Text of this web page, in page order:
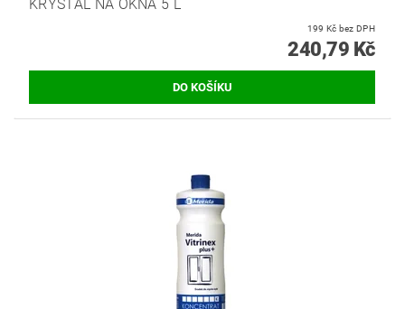
KRYSTAL NA OKNA 5 L
199 Kč bez DPH
240,79 Kč